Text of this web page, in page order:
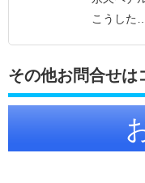
こうした…
その他お問合せは